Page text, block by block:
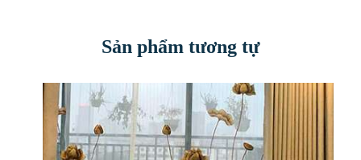
Sản phẩm tương tự